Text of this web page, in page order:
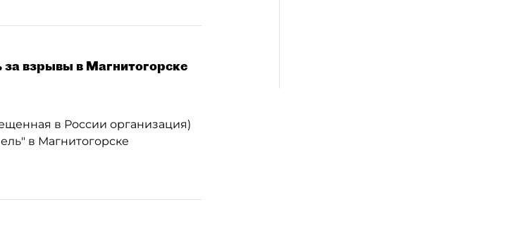
взрывы в Магнитогорске
в России организация)
в Магнитогорске